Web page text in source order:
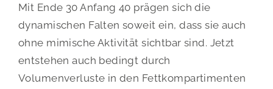
Mit Ende 30 Anfang 40 prägen sich die
dynamischen Falten soweit ein, dass sie auch
ohne mimische Aktivität sichtbar sind. Jetzt
entstehen auch bedingt durch
Volumenverluste in den Fettkompartimenten